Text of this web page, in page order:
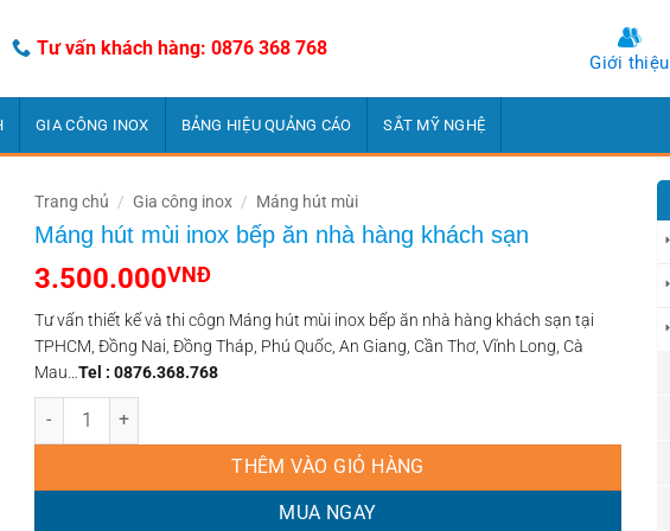
Tư vấn khách hàng: 0876 368 768
Giới thiệu
GIA CÔNG INOX BẢNG HIỆU QUẢNG CÁO SẮT MỸ NGHỆ
Trang chủ / Gia công inox / Máng hút mùi
Máng hút mùi inox bếp ăn nhà hàng khách sạn
3.500.000VNĐ
Tư vấn thiết kế và thi côgn Máng hút mùi inox bếp ăn nhà hàng khách sạn tại
TPHCM, Đồng Nai, Đồng Tháp, Phú Quốc, An Giang, Cần Thơ, Vĩnh Long, Cà
Mau… Tel : 0876.368.768
Máng hút mùi inox bếp ăn nhà hàng khách sạn số lượng
THÊM VÀO GIỎ HÀNG
MUA NGAY